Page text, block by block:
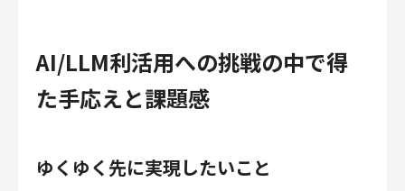
AI/LLM利活用への挑戦の中で得
た手応えと課題感
ゆくゆく先に実現したいこと